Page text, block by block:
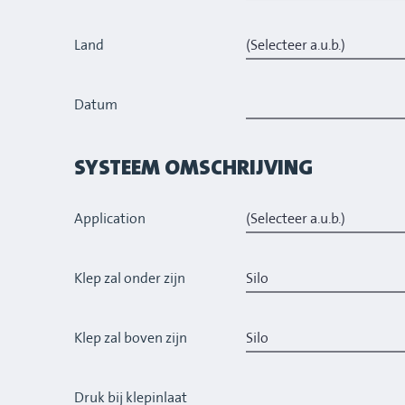
Land
Datum
SYSTEEM OMSCHRIJVING
Application
Klep zal onder zijn
Klep zal boven zijn
Druk bij klepinlaat